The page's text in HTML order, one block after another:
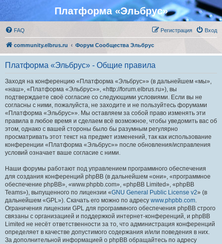
Платформа «Эльбрус»
FAQ Вход
Регистрация
community.elbrus.ru Форум Сообщества Эльбрус
Платформа «Эльбрус» - Общие правила
Заходя на конференцию «Платформа «Эльбрус»» (в дальнейшем «мы»,
«наш», «Платформа «Эльбрус»», «http://forum.elbrus.ru»), вы
подтверждаете своё согласие со следующими условиями. Если вы не
согласны с ними, пожалуйста, не заходите и не пользуйтесь форумами
«Платформа «Эльбрус»». Мы оставляем за собой право изменять эти
правила в любое время и сделаем всё возможное, чтобы уведомить вас об
этом, однако с вашей стороны было бы разумным регулярно
просматривать этот текст на предмет изменений, так как использование
конференции «Платформа «Эльбрус»» после обновления/исправления
условий означает ваше согласие с ними.
Наши форумы работают под управлением программного обеспечения
для создания конференций phpBB (в дальнейшем «они», «программное
обеспечение phpBB», «www.phpbb.com», «phpBB Limited», «phpBB
Teams»), выпущенного по лицензии «GNU General Public License v2» (в
дальнейшем «GPL»). Скачать его можно по адресу www.phpbb.com.
Ограничения лицензии GPL для программного обеспечения phpBB строго
связаны с организацией и поддержкой интернет-конференций, и phpBB
Limited не несёт ответственности за то, что администрация конференций
определяет в качестве допустимого содержания и/или поведения в них.
За дополнительной информацией о phpBB обращайтесь по адресу